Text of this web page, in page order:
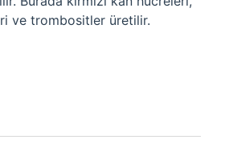
ve trombositler üretilir.